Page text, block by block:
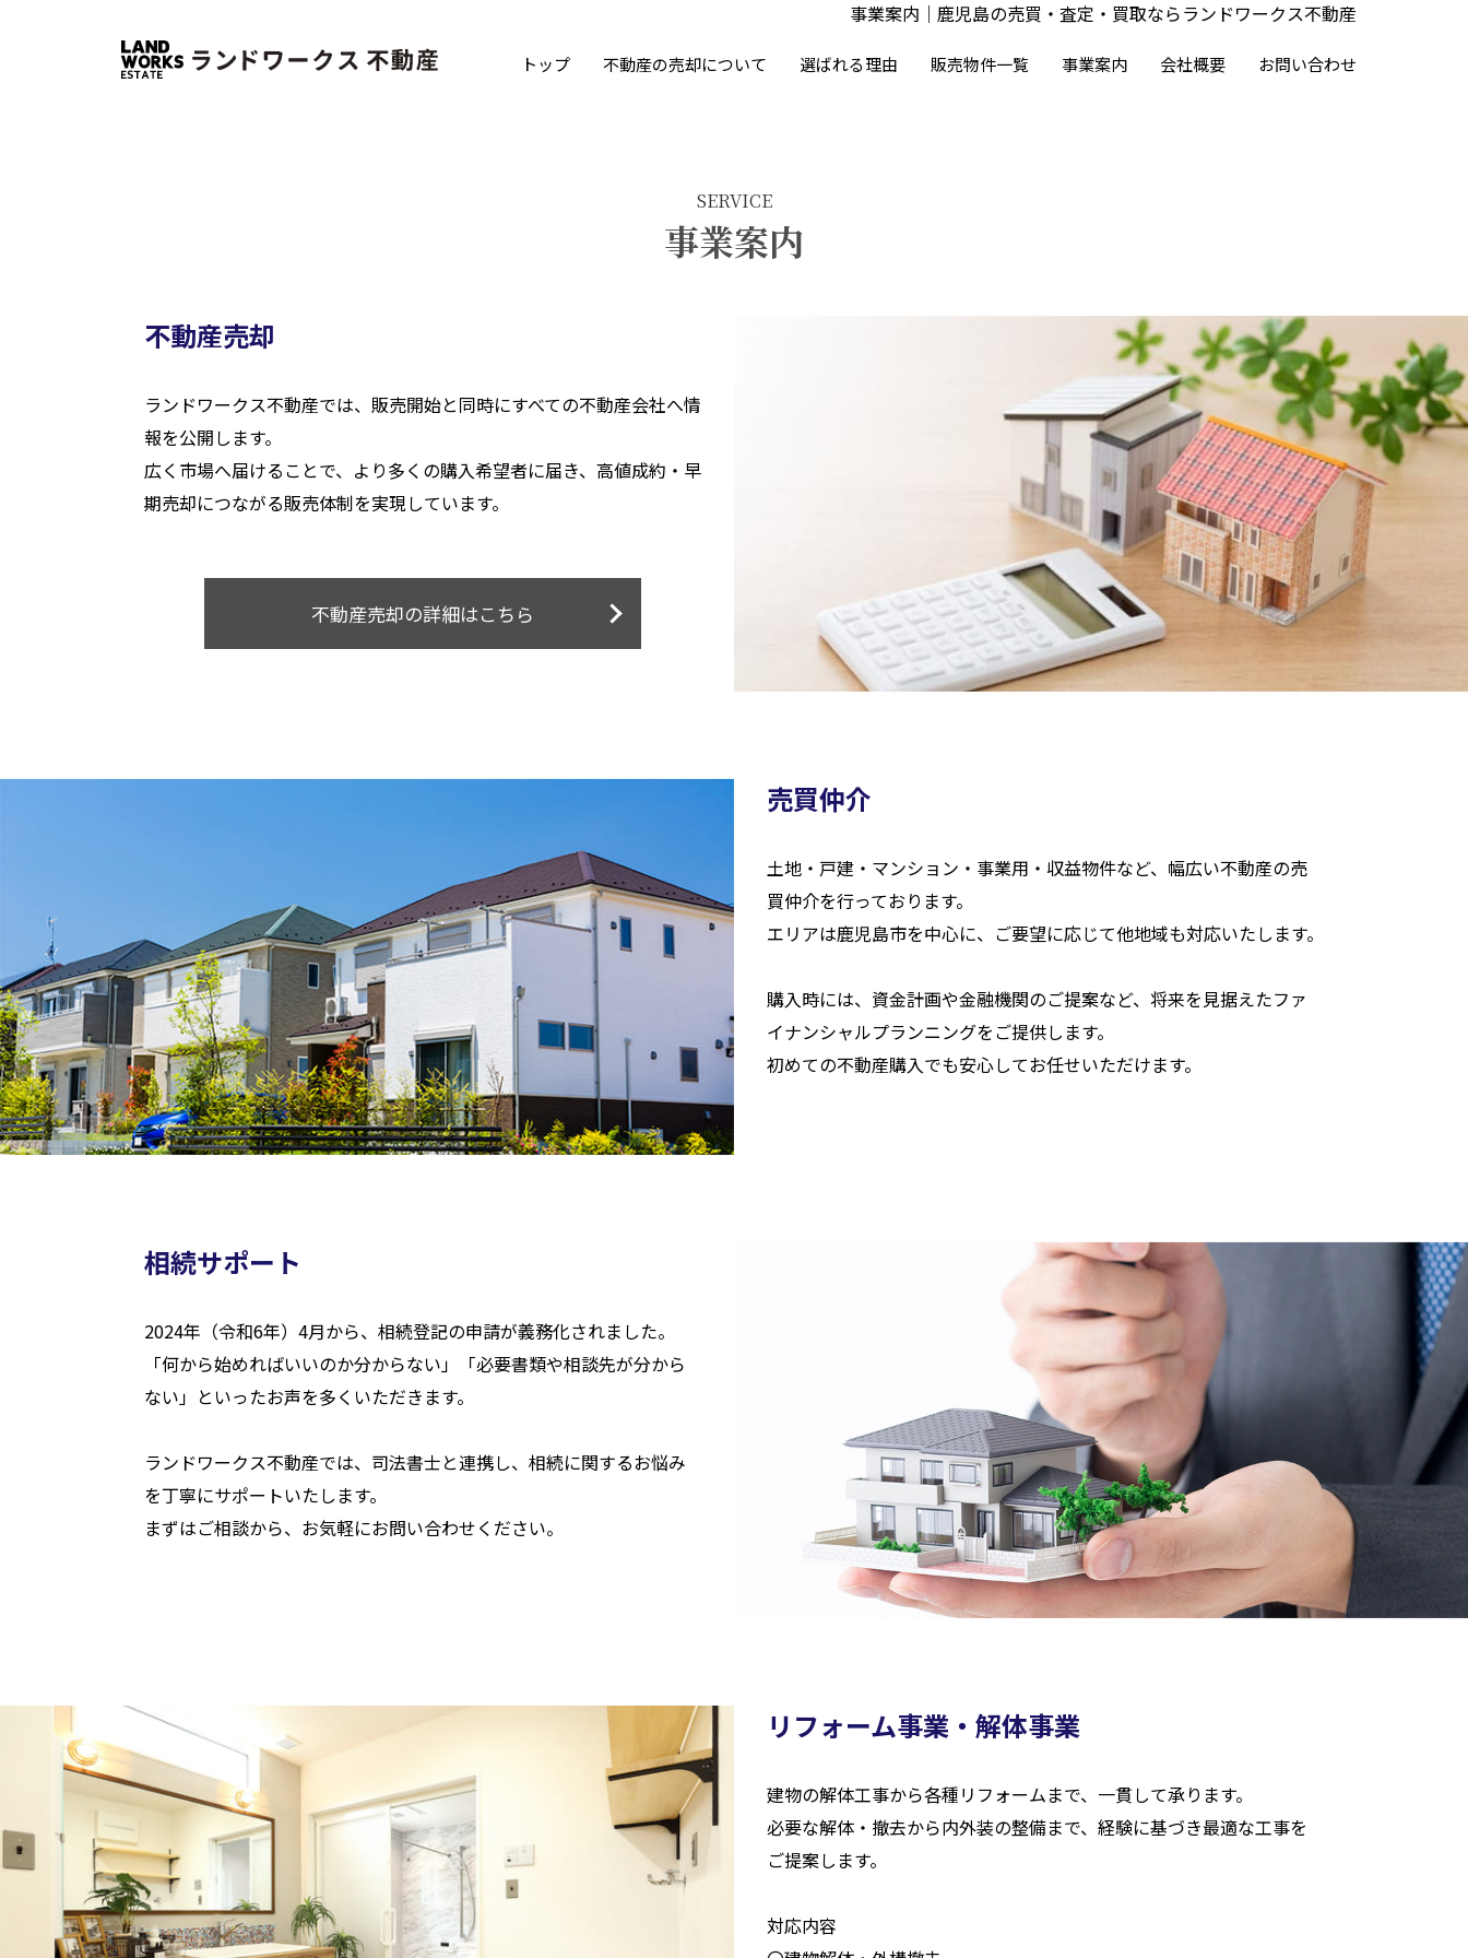
事業案内｜鹿児島の売買・査定・買取ならランドワークス不動産
トップ 不動産の売却について 選ばれる理由 販売物件一覧 事業案内 会社概要 お問い合わせ
SERVICE
事業案内
不動産売却
ランドワークス不動産では、販売開始と同時にすべての不動産会社へ情
報を公開します。
広く市場へ届けることで、より多くの購入希望者に届き、高値成約・早
期売却につながる販売体制を実現しています。
不動産売却の詳細はこちら
売買仲介
土地・戸建・マンション・事業用・収益物件など、幅広い不動産の売
買仲介を行っております。
エリアは鹿児島市を中心に、ご要望に応じて他地域も対応いたします。
購入時には、資金計画や金融機関のご提案など、将来を見据えたファ
イナンシャルプランニングをご提供します。
初めての不動産購入でも安心してお任せいただけます。
相続サポート
2024年（令和6年）4月から、相続登記の申請が義務化されました。
「何から始めればいいのか分からない」「必要書類や相談先が分から
ない」といったお声を多くいただきます。
ランドワークス不動産では、司法書士と連携し、相続に関するお悩み
を丁寧にサポートいたします。
まずはご相談から、お気軽にお問い合わせください。
リフォーム事業・解体事業
建物の解体工事から各種リフォームまで、一貫して承ります。
必要な解体・撤去から内外装の整備まで、経験に基づき最適な工事を
ご提案します。
対応内容